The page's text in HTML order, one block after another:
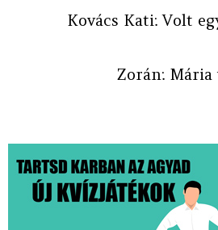
Kovács Kati: Volt
Zorán: Mária